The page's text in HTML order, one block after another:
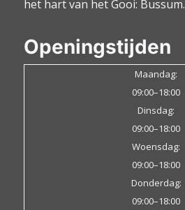
het hart van het Gooi: Bussum.
Openingstijden
Maandag:
09:00–18:00
Dinsdag:
09:00–18:00
Woensdag:
09:00–18:00
Donderdag:
09:00–18:00